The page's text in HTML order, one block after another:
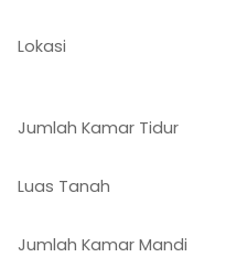
Lokasi
Jumlah Kamar Tidur
Luas Tanah
Jumlah Kamar Mandi